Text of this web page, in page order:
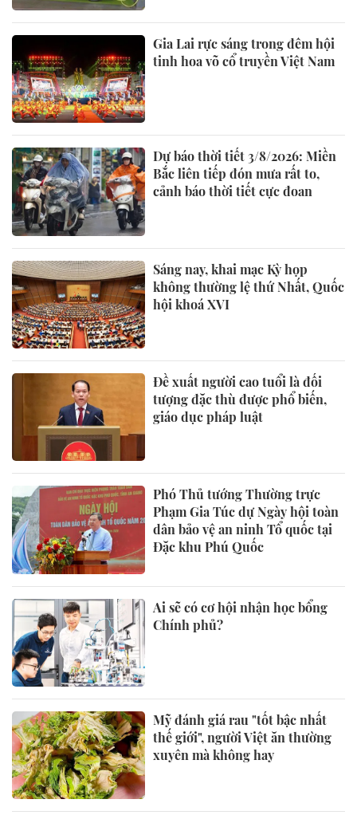
Gia Lai rực sáng trong đêm hội
tinh hoa võ cổ truyền Việt Nam
Dự báo thời tiết 3/8/2026: Miền
Bắc liên tiếp đón mưa rất to,
cảnh báo thời tiết cực đoan
Sáng nay, khai mạc Kỳ họp
không thường lệ thứ Nhất, Quốc
hội khoá XVI
Đề xuất người cao tuổi là đối
tượng đặc thù được phổ biến,
giáo dục pháp luật
Phó Thủ tướng Thường trực
Phạm Gia Túc dự Ngày hội toàn
dân bảo vệ an ninh Tổ quốc tại
Đặc khu Phú Quốc
Ai sẽ có cơ hội nhận học bổng
Chính phủ?
Mỹ đánh giá rau "tốt bậc nhất
thế giới", người Việt ăn thường
xuyên mà không hay